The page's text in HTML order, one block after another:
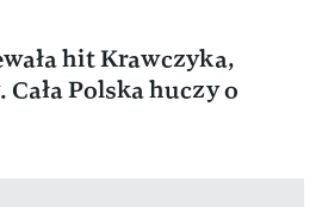
hit Krawczyka,
Polska huczy o